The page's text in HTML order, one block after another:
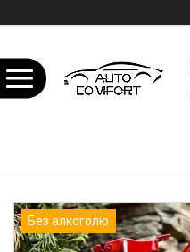
Без алкоголю